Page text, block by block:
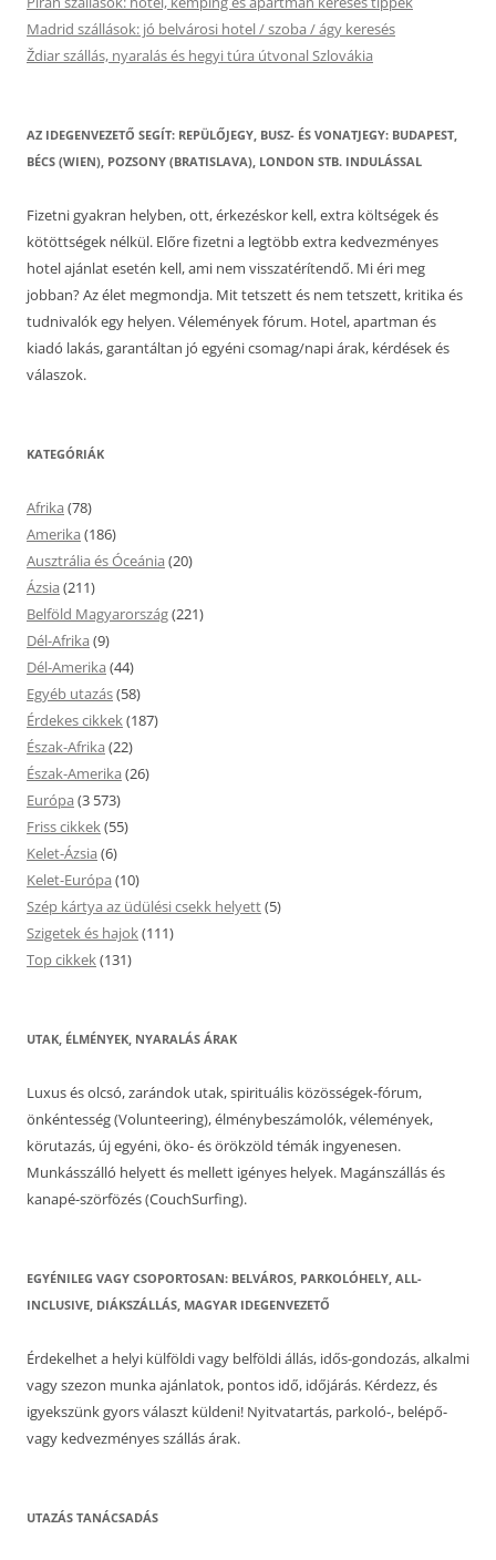
Madrid szállások: jó belvárosi hotel / szoba / ágy keresés
Ždiar szállás, nyaralás és hegyi túra útvonal Szlovákia
AZ IDEGENVEZETŐ SEGÍT: REPÜLŐJEGY, BUSZ- ÉS VONATJEGY: BUDAPEST,
BÉCS (WIEN), POZSONY (BRATISLAVA), LONDON STB. INDULÁSSAL
Fizetni gyakran helyben, ott, érkezéskor kell, extra költségek és
kötöttségek nélkül. Előre fizetni a legtöbb extra kedvezményes
hotel ajánlat esetén kell, ami nem visszatérítendő. Mi éri meg
jobban? Az élet megmondja. Mit tetszett és nem tetszett, kritika és
tudnivalók egy helyen. Vélemények fórum. Hotel, apartman és
kiadó lakás, garantáltan jó egyéni csomag/napi árak, kérdések és
válaszok.
KATEGÓRIÁK
Afrika (78)
Amerika (186)
Ausztrália és Óceánia (20)
Ázsia (211)
Belföld Magyarország(221)
Dél-Afrika (9)
Dél-Amerika (44)
Egyéb utazás(58)
Érdekes cikkek(187)
Észak-Afrika (22)
Észak-Amerika (26)
Európa (3 573)
Friss cikkek(55)
Kelet-Ázsia (6)
Kelet-Európa (10)
Szép kártya az üdülési csekk helyett(5)
Szigetek és hajok(111)
Top cikkek(131)
UTAK, ÉLMÉNYEK, NYARALÁS ÁRAK
Luxus és olcsó, zarándok utak, spirituális közösségek-fórum,
önkéntesség (Volunteering), élménybeszámolók, vélemények,
körutazás, új egyéni, öko- és örökzöld témák ingyenesen.
Munkásszálló helyett és mellett igényes helyek. Magánszállás és
kanapé-szörfözés (CouchSurfing).
EGYÉNILEG VAGY CSOPORTOSAN: BELVÁROS, PARKOLÓHELY, ALL-
INCLUSIVE, DIÁKSZÁLLÁS, MAGYAR IDEGENVEZETŐ
Érdekelhet a helyi külföldi vagy belföldi állás, idős-gondozás, alkalmi
vagy szezon munka ajánlatok, pontos idő, időjárás. Kérdezz, és
igyekszünk gyors választ küldeni! Nyitvatartás, parkoló-, belépő-
vagy kedvezményes szállás árak.
UTAZÁS TANÁCSADÁS